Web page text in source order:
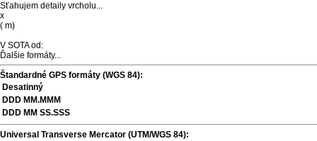
Sťahujem detaily vrcholu...
x
( m)
V SOTA od:
Ďalšie formáty...
Štandardné GPS formáty (WGS 84):
Desatinný
DDD MM.MMM
DDD MM SS.SSS
Universal Transverse Mercator (UTM/WGS 84):